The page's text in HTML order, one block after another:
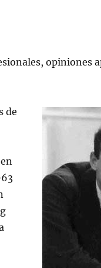
opiniones
de